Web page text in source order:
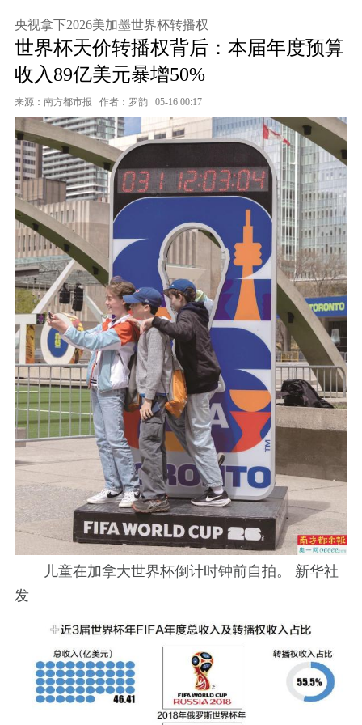
央视拿下2026美加墨世界杯转播权
世界杯天价转播权背后：本届年度预算
收入89亿美元暴增50%
来源：南方都市报 作者：罗韵 05-16 00:17
儿童在加拿大世界杯倒计时钟前自拍。 新华社
发